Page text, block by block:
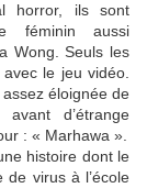
horror, ils sont
féminin aussi
Wong. Seuls les
le jeu vidéo.
assez éloignée de
d’étrange
: « Marhawa ».
histoire dont le
de virus à l’école